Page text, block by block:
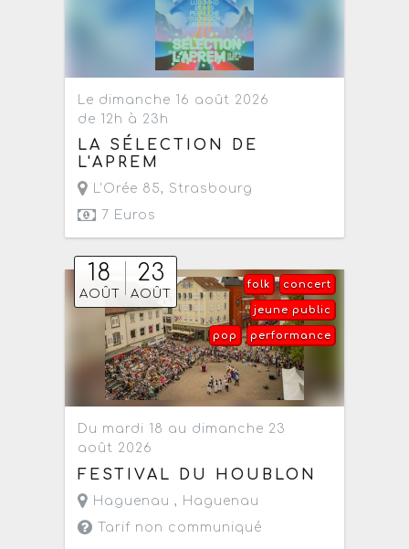
Le dimanche 16 août 2026
de 12h à 23h
LA SÉLECTION DE
L'APREM
L'Orée 85, Strasbourg
7 Euros
18
AOÛT
23
AOÛT
concert
folk
jeune public
performance
pop
Du mardi 18 au dimanche 23
août 2026
FESTIVAL DU HOUBLON
Haguenau , Haguenau
Tarif non communiqué